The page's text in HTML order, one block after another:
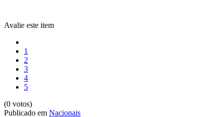
Avalie este item
1
2
3
4
5
(0 votos)
Publicado em Nacionais